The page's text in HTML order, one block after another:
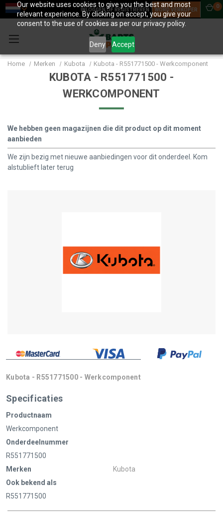
Our website uses cookies to give you the best and most
relevant experience. By clicking on accept, you give your
consent to the use of cookies as per our privacy policy.
Deny Accept
INLOGGEN OF REGISTREREN WORD VERKOPER
0
Home Merken Kubota Kubota - R551771500 - Werkcomponent
KUBOTA - R551771500 -
WERKCOMPONENT
We hebben geen magazijnen die dit product op dit moment
aanbieden
We zijn bezig met nieuwe aanbiedingen voor dit onderdeel. Kom
alstublieft later terug
Kubota - R551771500 - Werkcomponent
Specificaties
Productnaam
Werkcomponent
Onderdeelnummer
R551771500
Merken
Kubota
Ook bekend als
R551771500